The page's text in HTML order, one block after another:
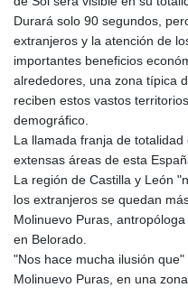
Durará solo 90 segundos,
extranjeros y la atención de
importantes beneficios
alrededores, una zona típica
reciben estos vastos
demográfico.
La llamada franja de
extensas áreas de esta
La región de Castilla y León
los extranjeros se quedan
Molinuevo Puras,
en Belorado.
"Nos hace mucha ilusión
Molinuevo Puras, en una